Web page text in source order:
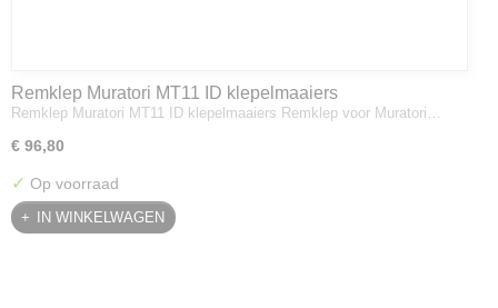
Remklep Muratori MT11 ID klepelmaaiers
Remklep Muratori MT11 ID klepelmaaiers Remklep voor Muratori…
€ 96,80
✓ Op voorraad
IN WINKELWAGEN